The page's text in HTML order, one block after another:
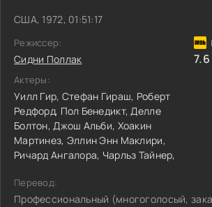
США, 1972, 01:51:17
Режиссер:
Сидни Поллак
Актеры:
Уилл Гир, Стефан Гираш, Роберт
Редфорд, Пол Бенедикт,Делле
Болтон,Джош Альби, Хоакин
Мартинез, Эллин Энн Маклири,
Ричард Ангалора, Чарльз Тайнер,
7.6
Перевод:
Профессиональный (многоголосый,